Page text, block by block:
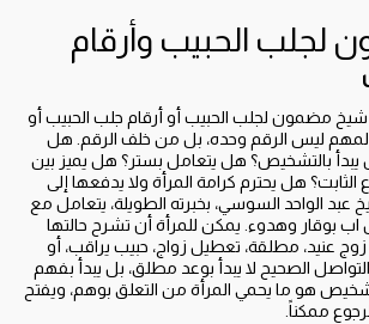
الحبيب وأرقام
شيخ مضمون لجلب الحبيب أو أرقام جلب الحبيب أو
ليس الرقم وحده، بل من خلف الرقم. هل
بالتشخيص؟ هل يتعامل بستر؟ هل يميز بين
الثابت؟ هل يحترم كرامة المرأة ولا يدفعها إلى
الواحد السوسي، بخبرته الطويلة، يتعامل مع
اب بوقار وهدوء. يمكن للمرأة أن تشرح حالتها
عنيد، مطلقة، تعطيل زواج، حبيب يراقب، أو
الصحيح لا يبدأ بوعد مطلق، بل يبدأ بفهم
هو ما يحمي المرأة من التعلق بوهم، ويفتح
ممكناً.